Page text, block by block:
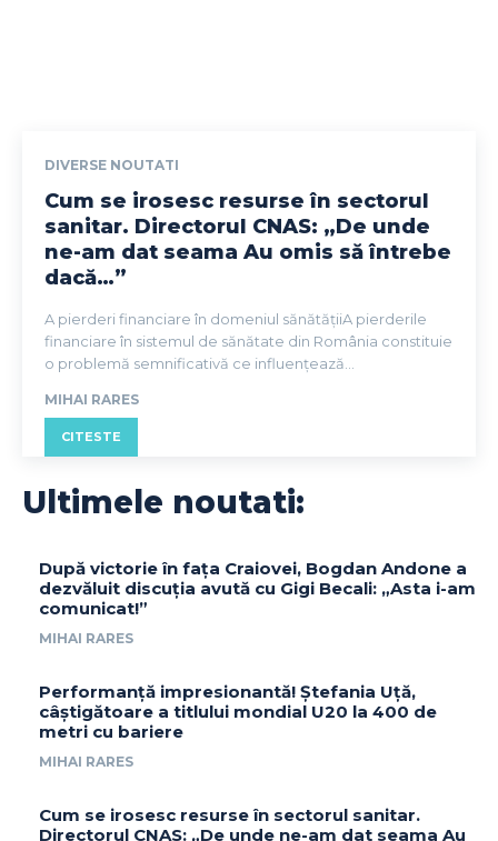
DIVERSE NOUTATI
Cum se irosesc resurse în sectorul
sanitar. Directorul CNAS: „De unde
ne-am dat seama Au omis să întrebe
dacă…”
A pierderi financiare în domeniul sănătățiiA pierderile
financiare în sistemul de sănătate din România constituie
o problemă semnificativă ce influențează...
MIHAI RARES
CITESTE
Ultimele noutati:
După victorie în fața Craiovei, Bogdan Andone a
dezvăluit discuția avută cu Gigi Becali: „Asta i-am
comunicat!”
MIHAI RARES
Performanță impresionantă! Ștefania Uță,
câștigătoare a titlului mondial U20 la 400 de
metri cu bariere
MIHAI RARES
Cum se irosesc resurse în sectorul sanitar.
Directorul CNAS: „De unde ne-am dat seama Au